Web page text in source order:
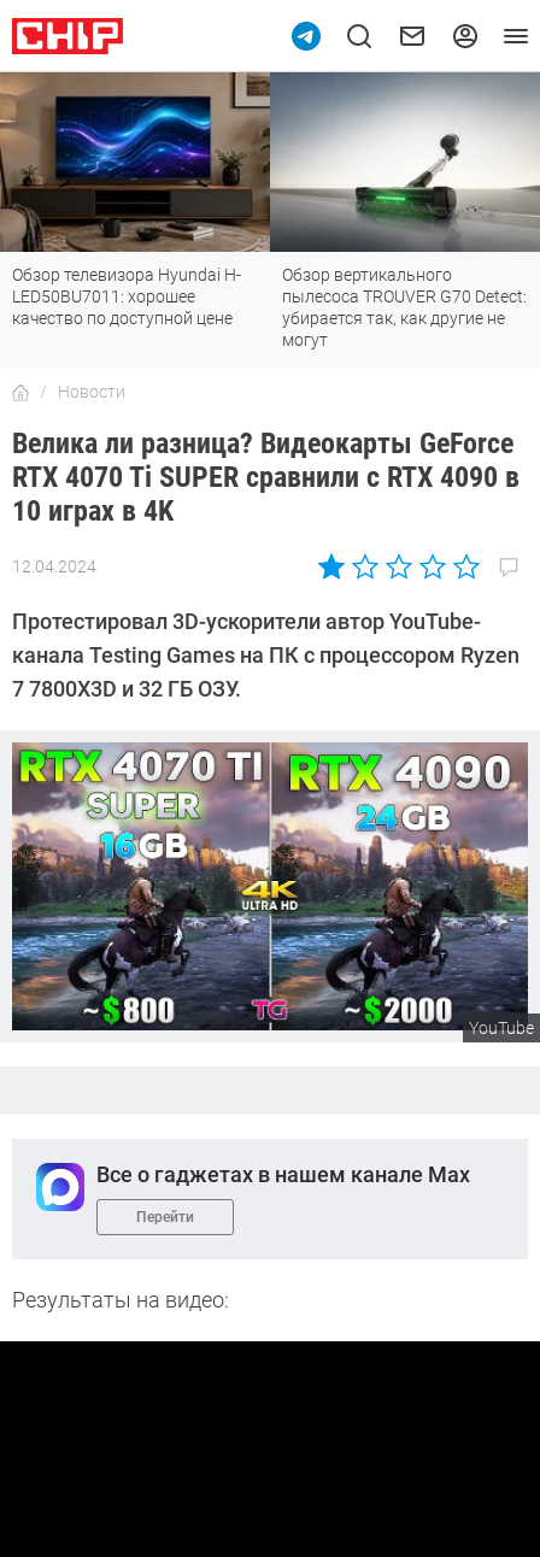
Обзор телевизора Hyundai H-
LED50BU7011: хорошее
качество по доступной цене
Обзор вертикального
пылесоса TROUVER G70 Detect:
убирается так, как другие не
могут
Новости
Велика ли разница? Видеокарты GeForce
RTX 4070 Ti SUPER сравнили с RTX 4090 в
10 играх в 4K
12.04.2024
Автор:
Калашников
Протестировал 3D-ускорители автор YouTube-
канала Testing Games на ПК с процессором Ryzen
7 7800X3D и 32 ГБ ОЗУ.
YouTube
Все о гаджетах в нашем канале Max
Перейти
Результаты на видео: